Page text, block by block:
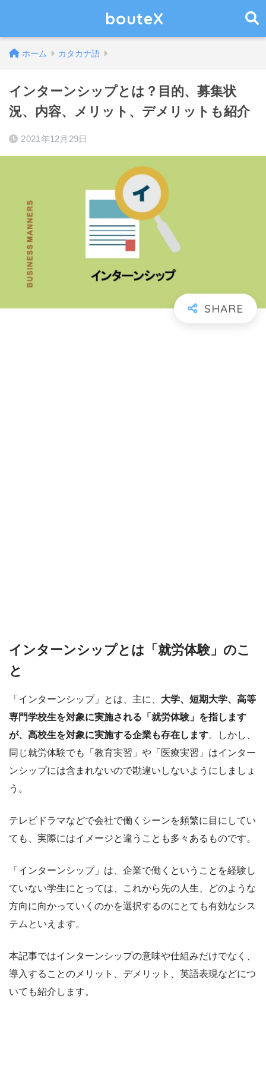
bouteX
ホーム カタカナ語
インターンシップとは？目的、募集状
況、内容、メリット、デメリットも紹介
2021年12月29日
インターンシップとは「就労体験」のこ
と
「インターンシップ」とは、主に、 大学、短期大学、高等
専門学校生を対象に実施される「就労体験」を指します
が、高校生を対象に実施する企業も存在します。しかし、
同じ就労体験でも「教育実習」や「医療実習」はインター
ンシップには含まれないので勘違いしないようにしましょ
う。
テレビドラマなどで会社で働くシーンを頻繁に目にしてい
ても、実際にはイメージと違うことも多々あるものです。
「インターンシップ」は、企業で働くということを経験し
ていない学生にとっては、これから先の人生、どのような
方向に向かっていくのかを選択するのにとても有効なシス
テムといえます。
本記事ではインターンシップの意味や仕組みだけでなく、
導入することのメリット、デメリット、英語表現などにつ
いても紹介します。